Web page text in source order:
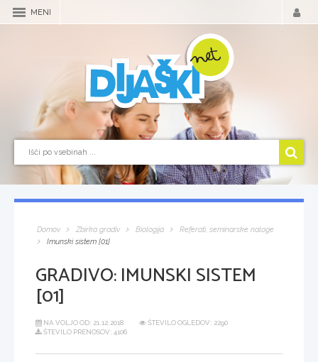
MENI
Domov Zbirka gradiv Biologija
Referati, seminarske naloge
Imunski sistem [01]
GRADIVO:IMUNSKI SISTEM
[01]
NA VOLJO OD: 21.12.2018
ŠTEVILO OGLEDOV: 2290
ŠTEVILO PRENOSOV: 4106